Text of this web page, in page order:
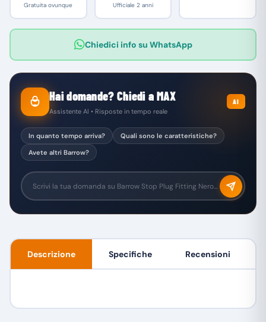
Gratuita ovunque Ufficiale 2 anni
Chiedici info su WhatsApp
Hai domande? Chiedi a MAX
Assistente AI • Risposte in tempo reale
AI
In quanto tempo arriva?
Quali sono le caratteristiche?
Avete altri Barrow?
Descrizione Specifiche Recensioni